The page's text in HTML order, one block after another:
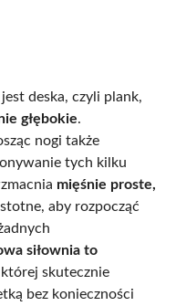
deska, czyli plank,
głębokie.
nogi także
tych kilku
mięśnie proste,
aby rozpocząć
siłownia to
skutecznie
bez konieczności